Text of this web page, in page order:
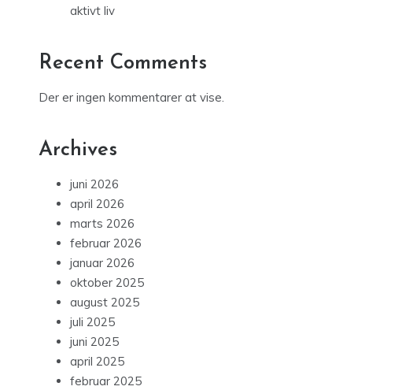
aktivt liv
Recent Comments
Der er ingen kommentarer at vise.
Archives
juni 2026
april 2026
marts 2026
februar 2026
januar 2026
oktober 2025
august 2025
juli 2025
juni 2025
april 2025
februar 2025